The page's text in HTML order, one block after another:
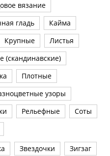
вязание
гладь
Кайма
Крупные
Листья
(скандинавские)
Плотные
узоры
Рельефные
Соты
Звездочки
Зигзаг